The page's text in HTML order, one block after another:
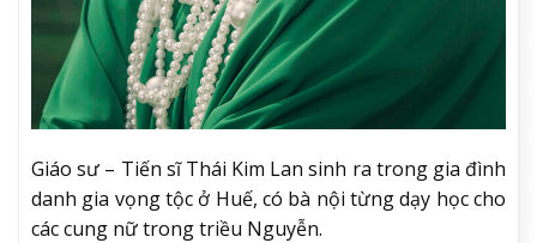
Giáo sư – Tiến sĩ Thái Kim Lan sinh ra trong gia đình
danh gia vọng tộc ở Huế, có bà nội từng dạy học cho
các cung nữ trong triều Nguyễn.